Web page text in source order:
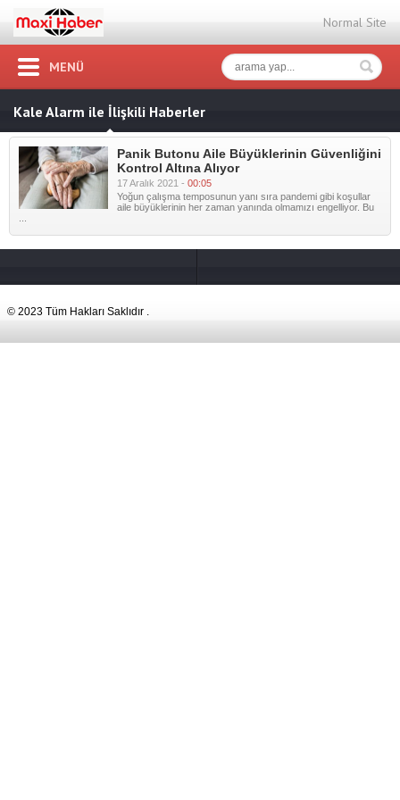
Normal Site
MENÜ
Kale Alarm ile İlişkili Haberler
Panik Butonu Aile Büyüklerinin Güvenliğini
Kontrol Altına Alıyor
17 Aralık 2021 - 00:05
Yoğun çalışma temposunun yanı sıra pandemi gibi koşullar
aile büyüklerinin her zaman yanında olmamızı engelliyor. Bu
© 2023 Tüm Hakları Saklıdır .